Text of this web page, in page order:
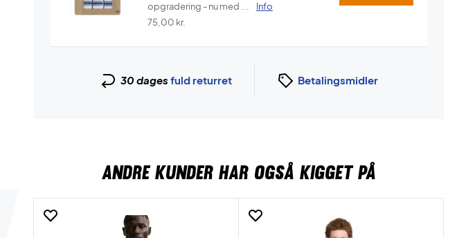
opgradering - nu med ...
Info
75,00 kr.
30 dages fuld returret Betalingsmidler
ANDRE KUNDER HAR OGSÅ KIGGET PÅ